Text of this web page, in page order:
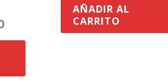
AÑADIR AL
CARRITO